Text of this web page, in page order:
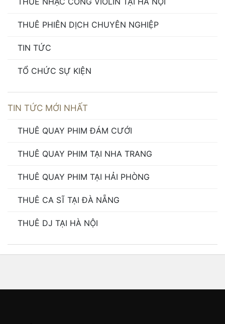
THUÊ PHIÊN DỊCH CHUYÊN NGHIỆP
TIN TỨC
TỔ CHỨC SỰ KIỆN
TIN TỨC MỚI NHẤT
THUÊ QUAY PHIM ĐÁM CƯỚI
THUÊ QUAY PHIM TẠI NHA TRANG
THUÊ QUAY PHIM TẠI HẢI PHÒNG
THUÊ CA SĨ TẠI ĐÀ NẴNG
THUÊ DJ TẠI HÀ NỘI